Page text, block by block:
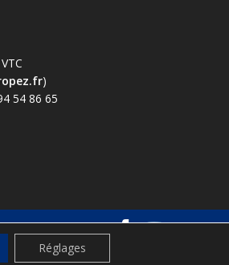
)
54 86 65
au public
Réglages